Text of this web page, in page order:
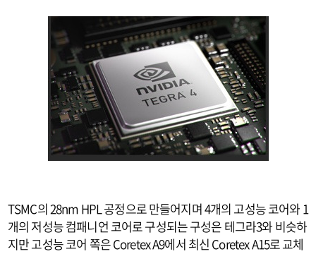
TSMC의 28nm HPL 공정으로 만들어지며 4개의 고성능 코어와 1
개의 저성능 컴패니언 코어로 구성되는 구성은 테그라3와 비슷하
지만 고성능 코어 쪽은 Coretex A9에서 최신 Coretex A15로 교체